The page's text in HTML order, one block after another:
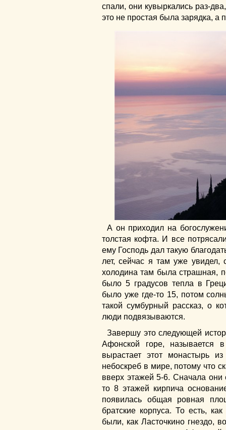
спали, они кувыркались раз-
это не простая была зарядка, а
А он приходил на
толстая кофта. И все
ему Господь дал такую
лет, сейчас я там уже увидел,
холодина там была страшная,
было 5 градусов тепла в
было уже где-то 15, потом
такой сумбурный рассказ, о
люди подвязываются.
Завершу это следующей
Афонской горе, называется
вырастает этот монастырь
небоскреб в мире, потому что
вверх этажей 5-6. Сначала они
то 8 этажей кирпича
появилась общая ровная
братские корпуса. То есть,
были, как Ласточкино гнездо,